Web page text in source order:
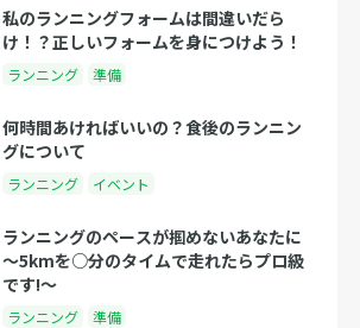
私のランニングフォームは間違いだら
け！？正しいフォームを身につけよう！
ランニング 準備
何時間あければいいの？食後のランニン
グについて
ランニング イベント
ランニングのペースが掴めないあなたに
～5kmを○分のタイムで走れたらプロ級
です!～
ランニング 準備